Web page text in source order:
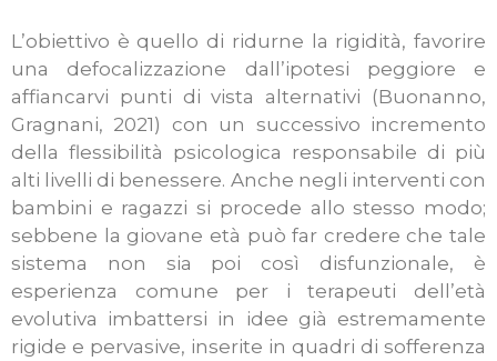
L’obiettivo è quello di ridurne la rigidità, favorire
una defocalizzazione dall’ipotesi peggiore e
affiancarvi punti di vista alternativi (Buonanno,
Gragnani, 2021) con un successivo incremento
della flessibilità psicologica responsabile di più
alti livelli di benessere. Anche negli interventi con
bambini e ragazzi si procede allo stesso modo;
sebbene la giovane età può far credere che tale
sistema non sia poi così disfunzionale, è
esperienza comune per i terapeuti dell’età
evolutiva imbattersi in idee già estremamente
rigide e pervasive, inserite in quadri di sofferenza